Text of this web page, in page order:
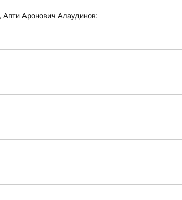
Апти Аронович Алаудинов: